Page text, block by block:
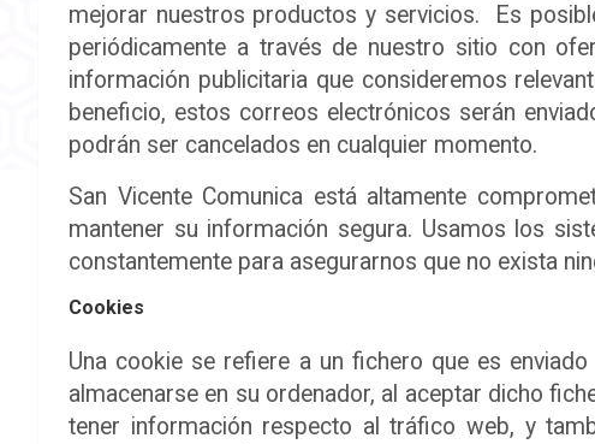
mejorar nuestros productos y servicios. Es
periódicamente a través de nuestro sitio con
información publicitaria que consideremos
beneficio, estos correos electrónicos serán
podrán ser cancelados en cualquier momento.
San Vicente Comunica está altamente
mantener su información segura. Usamos los
constantemente para asegurarnos que no exista
Cookies
Una cookie se refiere a un fichero que es
almacenarse en su ordenador, al aceptar dicho
tener información respecto al tráfico web, y